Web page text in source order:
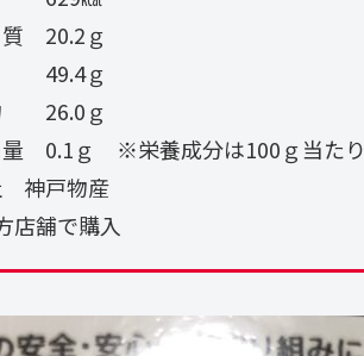
ｇ
ｇ
ｇ
ｇ ※栄養成分は100ｇ当たり
神戸物産
舗で購入